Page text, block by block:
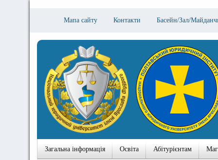
Мапа сайту Контакти Басейн/Зал/
Загальна інформація Освіта Абітурієнтам